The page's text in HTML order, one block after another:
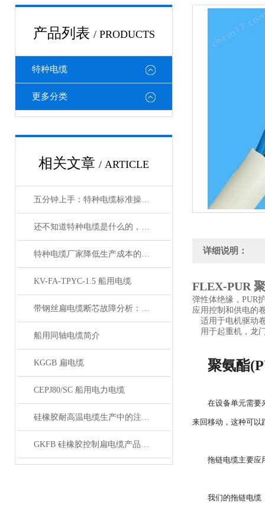
产品列表 / PRODUCTS
特种电缆
更多分类
相关文章 / ARTICLE
五分钟上手：特种电缆标准操作流程详解
还不知道特种电缆是什么的，请看这里！
特种电缆厂家降低生产成本的合理手段
KV-FA-TPYC-1.5 船用电缆
带钢丝扁电缆断芯故障分析：从钢丝疲劳到导体断裂的连锁反应
船用同轴电缆简介
KGGB 扁电缆
CEPJ80/SC 船用电力电缆
硅橡胶耐高温电缆生产中的注意事项
GKFB 硅橡胶控制扁电缆产品特性
详细说明：
FLEX-PUR
弹性体绝缘，PUR
应用控制和供电的
适用于电机驱动
用于起重机，龙
聚氨酯
在设备单元需要
来回移动，这种可以
拖链电缆主要应
我们的拖链电缆